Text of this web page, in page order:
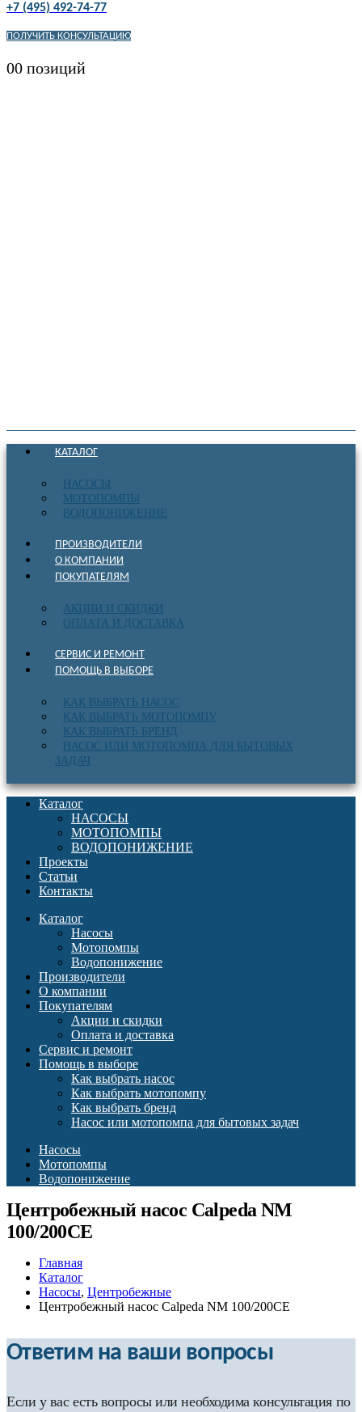
+7 (495) 492-74-77
ПОЛУЧИТЬ КОНСУЛЬТАЦИЮ
00 позиций
КАТАЛОГ
НАСОСЫ
МОТОПОМПЫ
ВОДОПОНИЖЕНИЕ
ПРОИЗВОДИТЕЛИ
О КОМПАНИИ
ПОКУПАТЕЛЯМ
АКЦИИ И СКИДКИ
ОПЛАТА И ДОСТАВКА
СЕРВИС И РЕМОНТ
ПОМОЩЬ В ВЫБОРЕ
КАК ВЫБРАТЬ НАСОС
КАК ВЫБРАТЬ МОТОПОМПУ
КАК ВЫБРАТЬ БРЕНД
НАСОС ИЛИ МОТОПОМПА ДЛЯ БЫТОВЫХ
ЗАДАЧ
Каталог
НАСОСЫ
МОТОПОМПЫ
ВОДОПОНИЖЕНИЕ
Проекты
Статьи
Контакты
Каталог
Насосы
Мотопомпы
Водопонижение
Производители
О компании
Покупателям
Акции и скидки
Оплата и доставка
Сервис и ремонт
Помощь в выборе
Как выбрать насос
Как выбрать мотопомпу
Как выбрать бренд
Насос или мотопомпа для бытовых задач
Насосы
Мотопомпы
Водопонижение
Центробежный насос Calpeda NM
100/200CE
Главная
Каталог
Насосы, Центробежные
Центробежный насос Calpeda NM 100/200CE
Ответим на ваши вопросы
Если у вас есть вопросы или необходима консультация по